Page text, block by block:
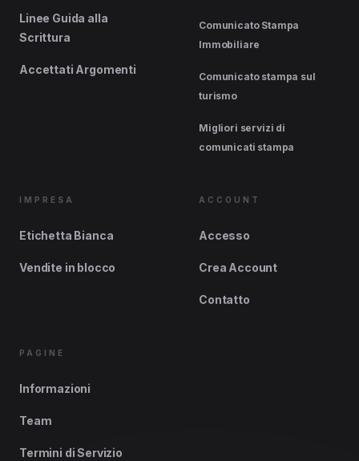
Linee Guida alla
Scrittura
Accettati Argomenti
Comunicato Stampa
Immobiliare
Comunicato stampa sul
turismo
Migliori servizi di
comunicati stampa
IMPRESA
Etichetta Bianca
Vendite in blocco
ACCOUNT
Accesso
Crea Account
Contatto
PAGINE
Informazioni
Team
Termini di Servizio